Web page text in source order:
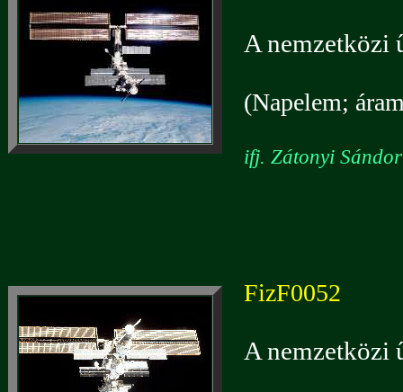
A nemzetközi
(Napelem;
ifj. Zátonyi
FizF0052
A nemzetközi